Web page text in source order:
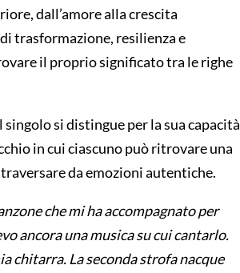
dall’amore alla crescita
trasformazione, resilienza e
il proprio significato tra le righe
si distingue per la sua capacità
in cui ciascuno può ritrovare una
da emozioni autentiche.
che mi ha accompagnato per
ancora una musica su cui cantarlo.
chitarra. La seconda strofa nacque